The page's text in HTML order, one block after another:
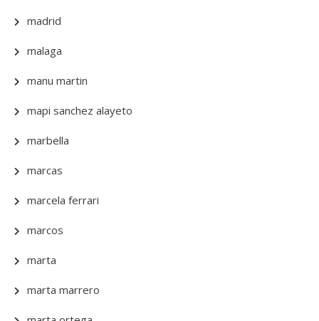
madrid
malaga
manu martin
mapi sanchez alayeto
marbella
marcas
marcela ferrari
marcos
marta
marta marrero